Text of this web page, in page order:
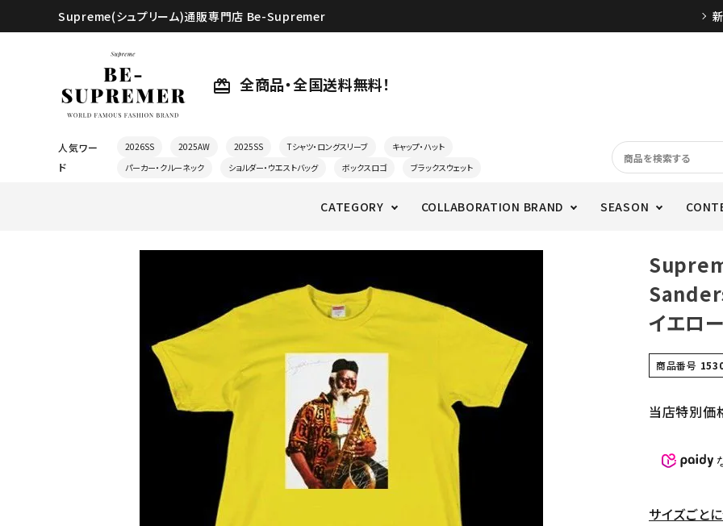
Supreme(シュプリーム)通販専門店 Be-Supremer
card_giftcard 全商品・全国送料無料！
人気ワー
ド
2026SS 2025AW 2025SS Tシャツ・ロングスリーブ
キャップ・ハット
パーカー・クルーネック
ショルダー・ウエストバッグ ボックスロゴ ブラックスウェット
CATEGORY COLLABORATION BRAND SEASON
イエロ
商品番号
当店特別価
サイズごと